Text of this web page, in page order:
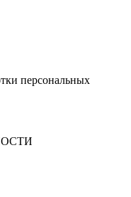
персональных